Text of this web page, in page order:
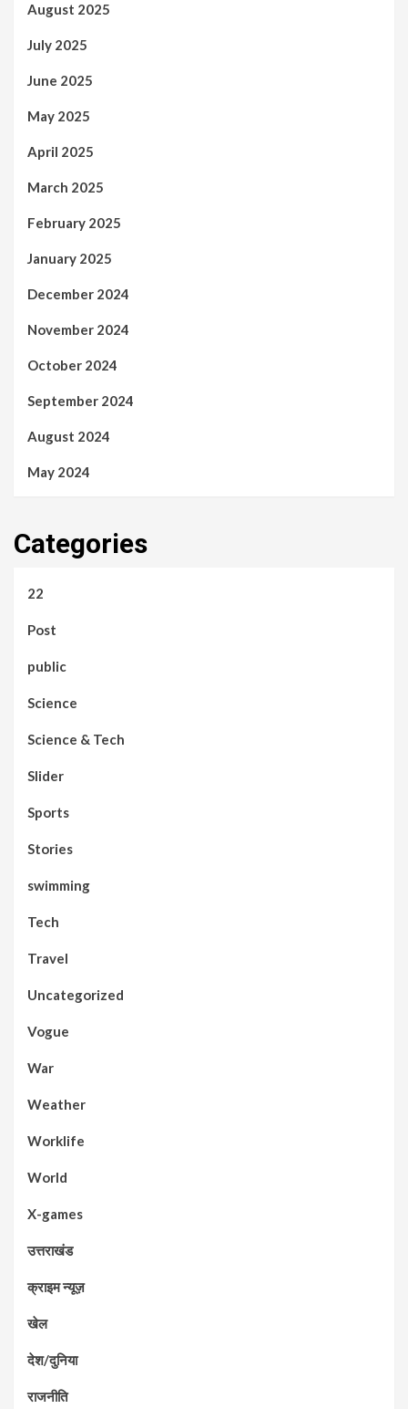
August 2025
July 2025
June 2025
May 2025
April 2025
March 2025
February 2025
January 2025
December 2024
November 2024
October 2024
September 2024
August 2024
May 2024
Categories
22
Post
public
Science
Science & Tech
Slider
Sports
Stories
swimming
Tech
Travel
Uncategorized
Vogue
War
Weather
Worklife
World
X-games
उत्तराखंड
क्राइम न्यूज़
खेल
देश/दुनिया
राजनीति